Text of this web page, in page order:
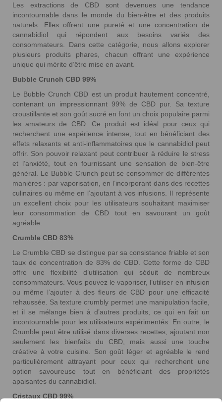
15 avis
Les extractions de CBD sont devenues une tendance
incontournable dans le monde du bien-être et des produits
naturels. Elles offrent une pureté et une concentration de
cannabidiol qui répondent aux besoins variés des
consommateurs. Dans cette catégorie, nous allons explorer
plusieurs produits phares, chacun offrant une expérience
unique qui mérite d’être mise en avant.
Bubble Crunch CBD 99%
Le Bubble Crunch CBD est un produit hautement concentré,
contenant un impressionnant 99% de CBD pur. Sa texture
croustillante et son goût sucré en font un choix populaire parmi
les amateurs de CBD. Ce produit est idéal pour ceux qui
recherchent une expérience intense, tout en bénéficiant des
effets relaxants et anti-inflammatoires que le cannabidiol peut
offrir. Son pouvoir relaxant peut contribuer à réduire le stress
et l’anxiété, tout en fournissant une sensation de bien-être
général. Le Bubble Crunch peut se consommer de différentes
manières : par vaporisation, en l’incorporant dans des recettes
culinaires ou même en l’ajoutant à vos infusions. Il représente
un excellent choix pour les utilisateurs souhaitant maximiser
leur consommation de CBD tout en savourant un goût
agréable.
Crumble CBD 83%
Le Crumble CBD se distingue par sa consistance friable et son
taux de concentration de 83% de CBD. Cette forme de CBD
offre une flexibilité d’utilisation qui séduit de nombreux
consommateurs. Vous pouvez le vaporiser, l’utiliser en infusion
ou même l’ajouter à des fleurs de CBD pour une efficacité
rehaussée. Sa texture crumbly permet une manipulation facile,
et il se mélange bien à d’autres produits, ce qui en fait un
incontournable pour les utilisateurs expérimentés. En outre, le
Crumble peut être utilisé dans diverses recettes, ajoutant non
seulement les bienfaits du CBD, mais aussi une touche
créative à votre cuisine. Son goût léger et agréable le rend
particulièrement attrayant pour ceux qui recherchent une
option savoureuse tout en bénéficiant des propriétés
apaisantes du cannabidiol.
Cristaux CBD 99%